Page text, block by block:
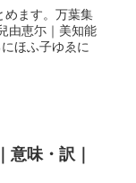
めます。万葉集
由恵尓｜美知能
ほふ子ゆゑに
味・訳｜